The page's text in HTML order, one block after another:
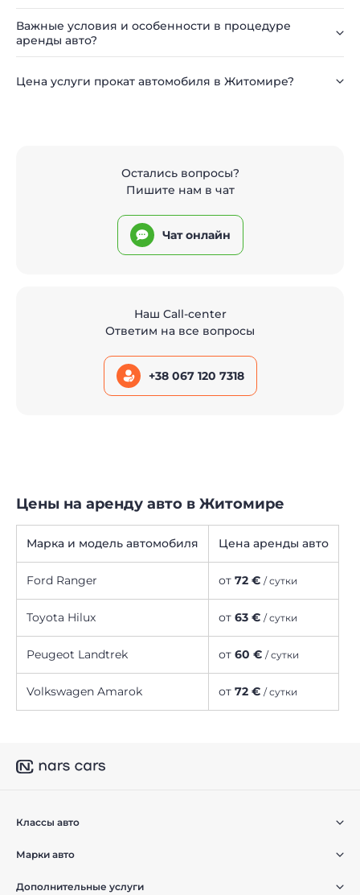
Важные условия и особенности в процедуре
аренды авто?
Цена услуги прокат автомобиля в Житомире?
Остались вопросы?
Пишите нам в чат
Чат онлайн
Наш Call-center
Ответим на все вопросы
+38 067 120 7318
Цены на аренду авто в Житомире
Марка и модель автомобиля Цена аренды авто
Ford Ranger от 72 € / сутки
Toyota Hilux от 63 € / сутки
Peugeot Landtrek от 60 € / сутки
Volkswagen Amarok от 72 € / сутки
Классы авто
Марки авто
Дополнительные услуги